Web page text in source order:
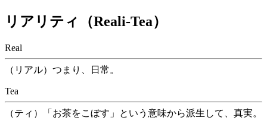
リアリティ（Reali-Tea）
Real
（リアル） つまり、日常。
Tea
（ティ） 「お茶をこぼす」という意味から派生して、真実。